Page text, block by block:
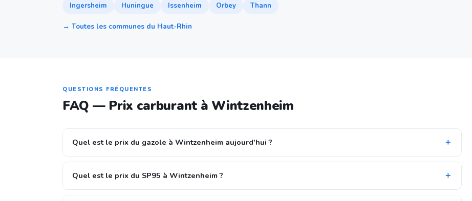
Ingersheim
Huningue Issenheim Orbey Thann
→ Toutes les communes du Haut-Rhin
QUESTIONS FRÉQUENTES
FAQ — Prix carburant à Wintzenheim
Quel est le prix du gazole à Wintzenheim aujourd'hui ?
Quel est le prix du SP95 à Wintzenheim ?